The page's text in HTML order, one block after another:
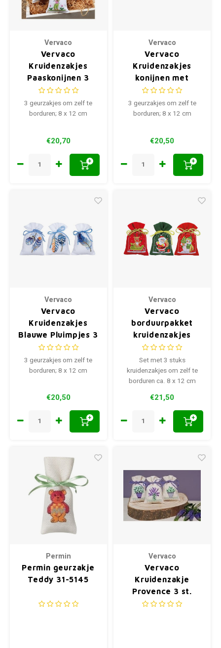
Vervaco
Vervaco
Kruidenzakjes
Paaskonijnen 3
stuks PN 0200379
3 geurzakjes om zelf te
borduren; 8 x 12 cm
€20,70
+
Vervaco
Vervaco
Kruidenzakjes
konijnen met
kuikentjes 3 stuks
0187096
3 geurzakjes om zelf te
borduren; 8 x 12 cm
€20,50
+
Vervaco
Vervaco
Kruidenzakjes
Blauwe Pluimpjes 3
stuks 0170243
3 geurzakjes om zelf te
borduren; 8 x 12 cm
€20,50
+
Vervaco
Vervaco
borduurpakket
kruidenzakjes
kerstfiguren
0172635
Set met 3 stuks
kruidenzakjes om zelf te
borduren ca. 8 x 12 cm
€21,50
+
Permin
Permin geurzakje
Teddy 31-5145
Vervaco
Vervaco
Kruidenzakje
Provence 3 st.
0167512